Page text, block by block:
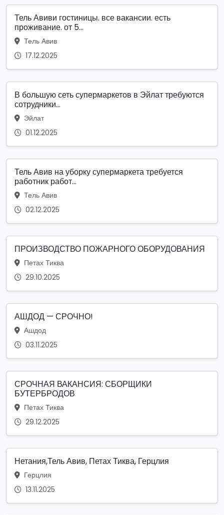
Тель Авиви гостиницы. все вакансии. есть
проживание. от 5...
Тель Авив
17.12.2025
В большую сеть супермаркетов в Эйлат требуются
сотрудники...
Эйлат
01.12.2025
Тель Авив на уборку супермаркета требуется
работник работ...
Тель Авив
02.12.2025
ПРОИЗВОДСТВО ПОЖАРНОГО ОБОРУДОВАНИЯ
Петах Тиква
29.10.2025
АШДОД — СРОЧНО!
Ашдод
03.11.2025
СРОЧНАЯ ВАКАНСИЯ: СБОРЩИКИ
БУТЕРБРОДОВ
Петах Тиква
29.12.2025
Нетания,Тель Авив, Петах Тиква, Герцлия
Герцлия
13.11.2025